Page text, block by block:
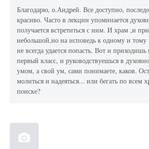
Благодарю, о.Андрей. Все доступно,
красиво. Часто в лекции упоминается
получается встретиться с ним. И храм ,и
небольшой,но на исповедь к одному и
не всегда удается попасть. Вот и приходишь
первый класс, и руководствуешься в
умом, а свой ум, сами понимаете, каков.
молиться и надеяться... или бегать по всем
поиске?